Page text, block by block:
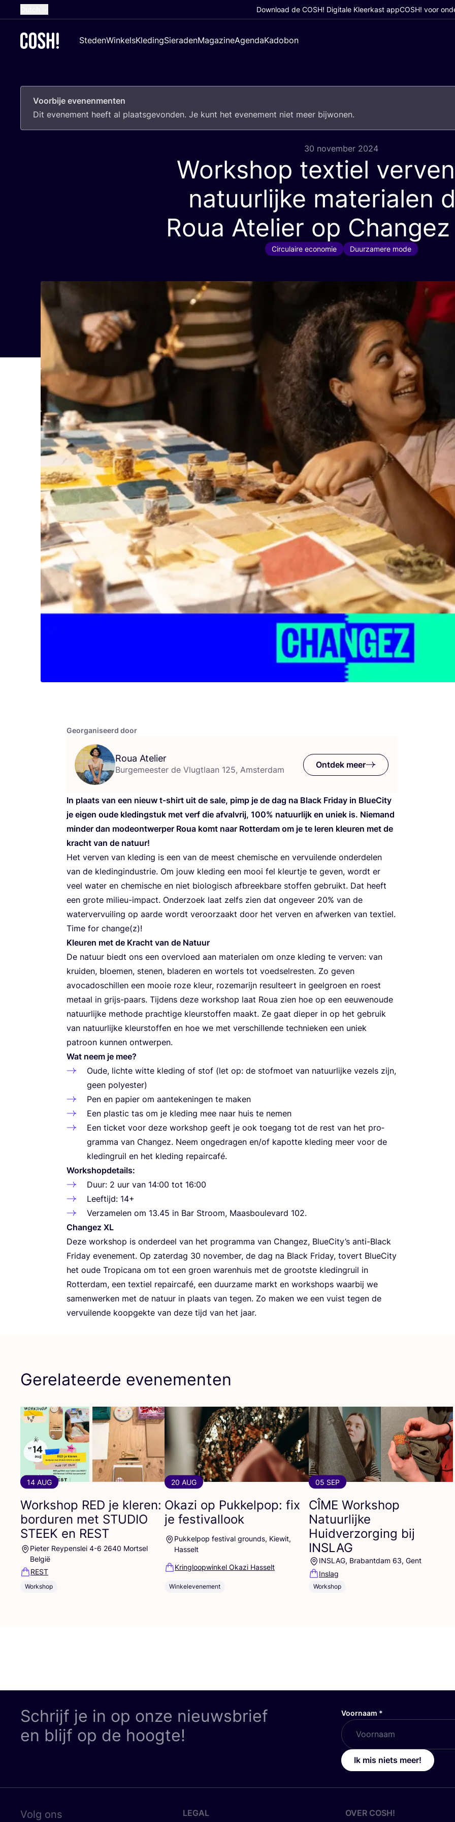
French
German
Croatian
Download de COSH! Digitale Kleerkast appCOSH! voor
StedenWinkelsKledingSieradenMagazineAgendaKadobon
Voorbije evenenmenten
Dit eve­ne­ment heeft al plaats­ge­von­den. Je kunt het eve­ne­ment niet meer bijwonen.
30 november 2024
Workshop textiel
natuurlijke materialen
Roua Atelier op
Circulaire economie Duurzamere mode
Georganiseerd door
Roua Atelier
Burgemeester de Vlugtlaan 125, Amsterdam
Ontdek meer
In plaats van een nieuw t‑shirt uit de sale, pimp je de dag na Black Fri­day in Blu­e­Ci­ty
je eigen oude kle­ding­stuk met verf die afval­vrij, 100% natuur­lijk en uniek is. Nie­mand
min­der dan mode­ont­wer­per Roua komt naar Rot­ter­dam om je te leren kleu­ren met de
kracht van de natuur!
Het ver­ven van kle­ding is een van de meest che­mi­sche en ver­vui­len­de onder­de­len
van de kle­ding­in­du­strie. Om jouw kle­ding een mooi fel kleur­tje te geven, wordt er
veel water en che­mi­sche en niet bio­lo­gisch afbreek­ba­re stof­fen gebruikt. Dat heeft
een gro­te mili­eu-impact. Onder­zoek laat zelfs zien dat onge­veer 20% van de
water­ver­vui­ling op aar­de wordt ver­oor­zaakt door het ver­ven en afwer­ken van tex­tiel.
Time for change(z)!
Kleu­ren met de Kracht van de Natuur
De natuur biedt ons een over­vloed aan mate­ri­a­len om onze kle­ding te ver­ven: van
krui­den, bloe­men, ste­nen, bla­de­ren en wor­tels tot voed­sel­res­ten. Zo geven
avo­ca­do­schil­len een mooie roze kleur, roze­ma­rijn resul­teert in geel­groen en roest
metaal in grijs-paars. Tij­dens deze work­shop laat Roua zien hoe op een eeu­wen­ou­de
natuur­lij­ke metho­de prach­ti­ge kleur­stof­fen maakt. Ze gaat die­per in op het gebruik
van natuur­lij­ke kleur­stof­fen en hoe we met ver­schil­len­de tech­nie­ken een uniek
patroon kun­nen ontwerpen.
Wat neem je mee?
Oude, lich­te wit­te kle­ding of stof (let op: de stof­moet van natuur­lij­ke vezels zijn,
geen polyester)
Pen en papier om aan­te­ke­nin­gen te maken
Een plas­tic tas om je kle­ding mee naar huis te nemen
Een tic­ket voor deze work­shop geeft je ook toe­gang tot de rest van het pro­
gram­ma van Chan­gez. Neem onge­dra­gen en/​of kapot­te kle­ding meer voor de
kle­ding­ruil en het kle­ding repaircafé.
Work­shop­de­tails:
Duur: 2 uur van 14:00 tot 16:00
Leef­tijd: 14+
Ver­za­me­len om 13.45 in Bar Stroom, Maas­bou­le­vard 102.
Chan­gez XL
Deze work­shop is onder­deel van het pro­gram­ma van Chan­gez, BlueCity’s anti-Black
Fri­day eve­ne­ment. Op zater­dag 30 novem­ber, de dag na Black Fri­day, tovert Blu­e­Ci­ty
het oude Tro­pi­ca­na om tot een groen waren­huis met de groot­ste kle­ding­ruil in
Rot­ter­dam, een tex­tiel repair­ca­fé, een duur­za­me markt en work­shops waar­bij we
samen­wer­ken met de natuur in plaats van tegen. Zo maken we een vuist tegen de
ver­vui­len­de koop­gek­te van deze tijd van het jaar.
Gerelateerde evenementen
14 AUG
Workshop RED je kleren:
borduren met STUDIO
STEEK en REST
Pieter Reypenslei 4-6 2640 Mortsel
België
REST
Workshop
20 AUG
Okazi op Pukkelpop: fix
je festivallook
Pukkelpop festival grounds, Kiewit,
Hasselt
Kringloopwinkel Okazi Hasselt
Winkelevenement
05 SEP
CÎME Workshop
Natuurlijke
Huidverzorging bij
INSLAG
INSLAG, Brabantdam 63, Gent
Inslag
Workshop
Schrijf je in op onze nieuwsbrief
en blijf op de hoogte!
Voornaam *
Ik mis niets meer!
Volg ons LEGAL OVER COSH!